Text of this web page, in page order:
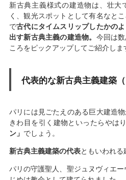
新古典主義様式の建造物は、壮大
く、観光スポットとして有名なと
で古代にタイムスリップしたかの
出す新古典主義の建造物。 今回は
ころをピックアップしてご紹介しま
代表的な新古典主義建築
パリには見ごたえのある巨大建造
きわ目を引く建物といったらやは
ン」 でしょう。
新古典主義建築の代表ともいわれる
パリの守護聖人、聖ジュヌヴィエ